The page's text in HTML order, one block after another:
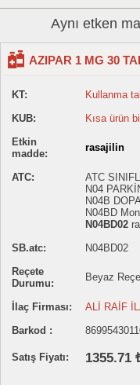
Aynı etken
AZIPAR 1 MG 30
KT:
Kullanma
KUB:
Kısa ürün
Etkin
madde:
rasajilin
ATC:
ATC
N04
N04B
N04BD
N04BD02
SB.atc:
N04BD02
Reçete
Durumu:
Beyaz
İlaç Firması:
ALİ RAİF
Barkod :
Satış Fiyatı: 1355.71